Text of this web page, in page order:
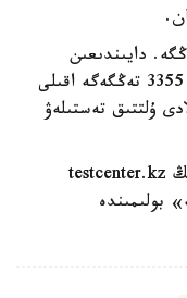
قاتىسۋ قۇنى - 14693 تەڭگە. دايىندىعىن
جاقسارتقىسى كەلەتىن ۇمىتكەرلەر ءۇشىن 3355 تەڭگەگە اقىلى
ۇلتتىق تەستىلەۋ
تولىق اقپارات ۇلتتىق تەستىلەۋ ورتالىعىنىڭ testcenter.kz
بولىمىندە